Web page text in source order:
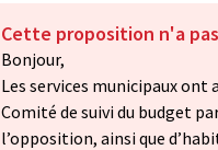
Cette proposition n'a
Bonjour,
Les services municipaux ont
Comité de suivi du budget
l’opposition, ainsi que